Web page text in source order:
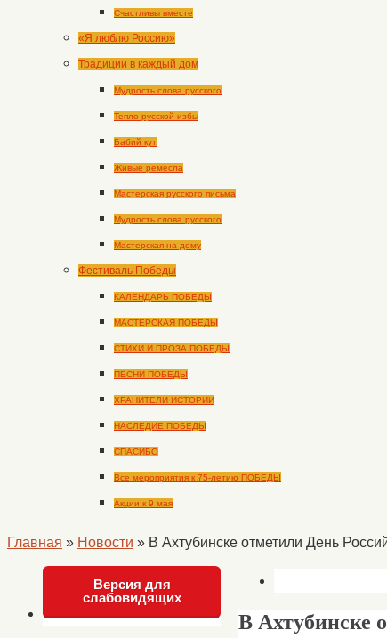
Счастливы вместе
«Я люблю Россию»
Традиции в каждый дом
Мудрость слова русского
Тепло русской избы
Бабий кут
Живые ремесла
Мастерская русского письма
Мудрость слова русского
Мастерская на дому
Фестиваль Победы
КАЛЕНДАРЬ ПОБЕДЫ
МАСТЕРСКАЯ ПОБЕДЫ
СТИХИ И ПРОЗА ПОБЕДЫ
ПЕСНИ ПОБЕДЫ
ХРАНИТЕЛИ ИСТОРИИ
НАСЛЕДИЕ ПОБЕДЫ
СПАСИБО
Все мероприятия к 75-летию ПОБЕДЫ
Акции к 9 мая
Главная » Новости » В Ахтубинске отметили День
В Ахтубинске
Версия для
слабовидящих